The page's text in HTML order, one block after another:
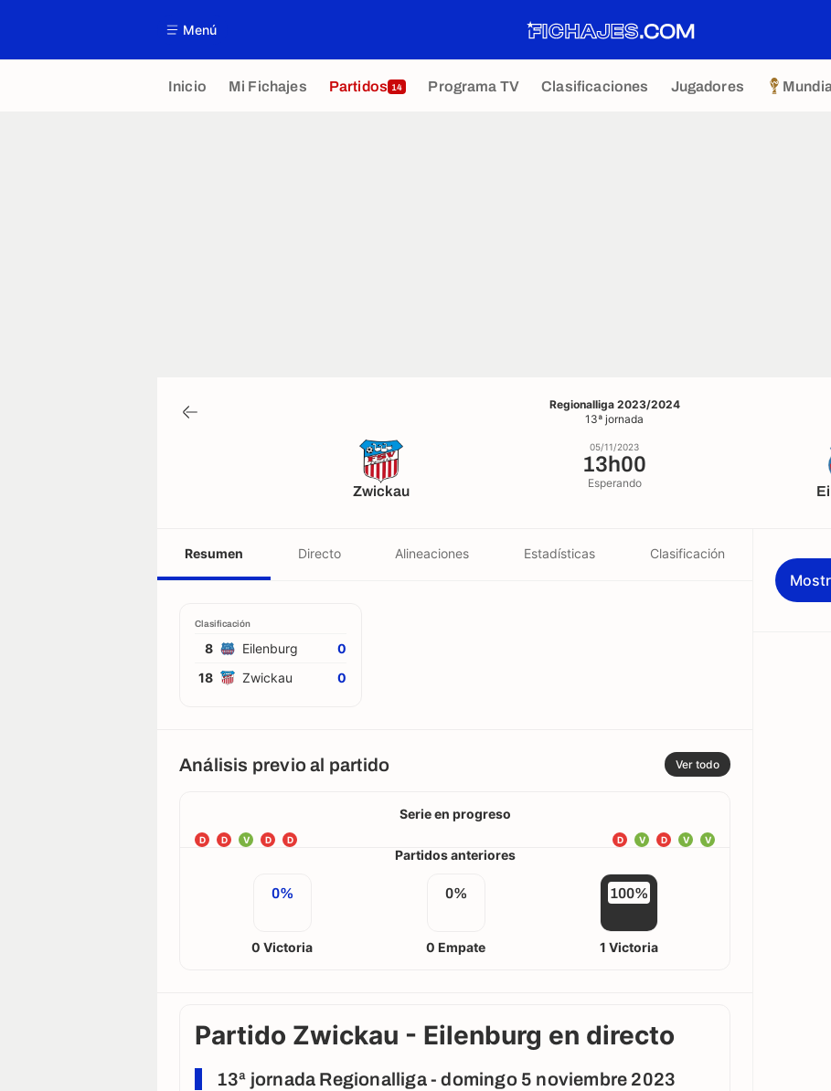
Menú
Inicio Mi Fichajes Partidos 14 Programa TV Clasificaciones Jugadores
Regionalliga 2023/2024
13ª jornada
Zwickau
05/11/2023
13h00
Esperando
Resumen Directo Alineaciones Estadísticas Clasificación
Clasificación
8 Eilenburg
0
18
Zwickau 0
Análisis previo al partido Ver todo
Serie en progreso
D D V D D V
V
D
V
D
Partidos anteriores
0%
0 Victoria
0%
0 Empate
100%
1 Victoria
Partido Zwickau - Eilenburg en directo
13ª jornada Regionalliga - domingo 5 noviembre 2023